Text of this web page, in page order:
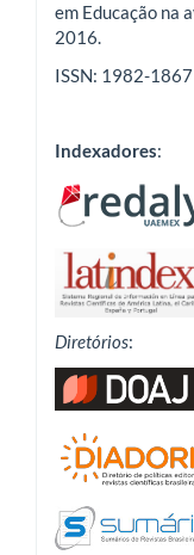
em Educação na
2016.
ISSN: 1982-1867
Indexadores:
Diretórios: